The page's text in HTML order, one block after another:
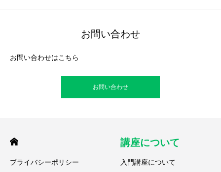
お問い合わせ
お問い合わせはこちら
お問い合わせ
プライバシーポリシー
講座について
入門講座について